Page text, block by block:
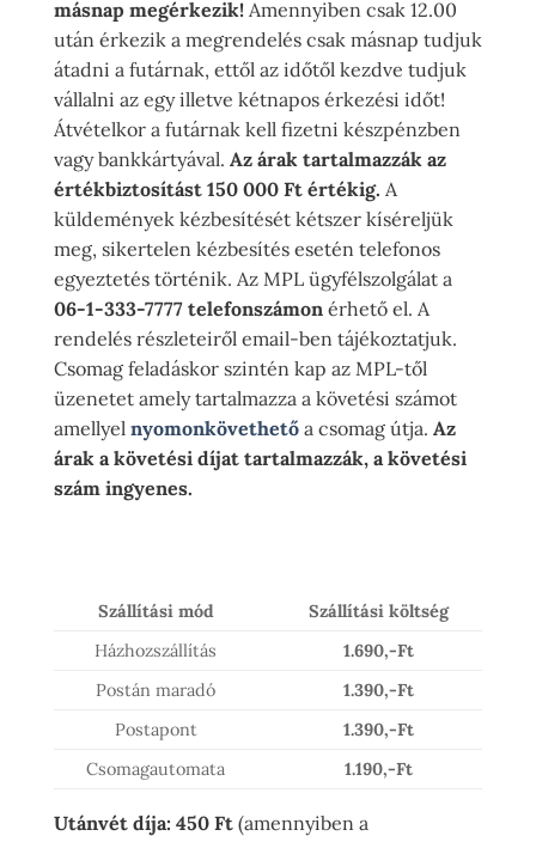
másnap megérkezik! Amennyiben csak 12.00
után érkezik a megrendelés csak másnap tudjuk
átadni a futárnak, ettől az időtől kezdve tudjuk
vállalni az egy illetve kétnapos érkezési időt!
Átvételkor a futárnak kell fizetni készpénzben
vagy bankkártyával. Az árak tartalmazzák az
értékbiztosítást 150 000 Ft értékig. A
küldemények kézbesítését kétszer kíséreljük
meg, sikertelen kézbesítés esetén telefonos
egyeztetés történik. Az MPL ügyfélszolgálat a
06-1-333-7777 telefonszámonérhető el. A
rendelés részleteiről email-ben tájékoztatjuk.
Csomag feladáskor szintén kap az MPL-től
üzenetet amely tartalmazza a követési számot
amellyel nyomonkövethetőa csomag útja. Az
árak a követési díjat tartalmazzák, a követési
szám ingyenes.
Szállítási mód
Szállítási költség
Házhozszállítás
1.690,-Ft
Postán maradó
1.390,-Ft
Postapont
1.390,-Ft
Csomagautomata
1.190,-Ft
Utánvét díja: 450 Ft (amennyiben a